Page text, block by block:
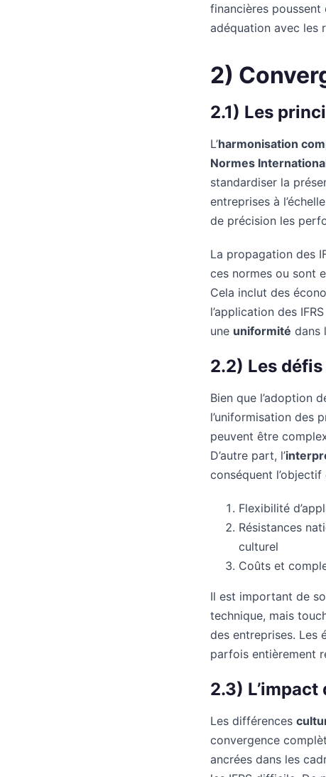
financières poussent
adéquation avec les
2)
2.1) Les
L’harmonisation
Normes
standardiser la
entreprises à
de précision les
La propagation des
ces normes ou sont
Cela inclut des
l’application des
une uniformité dans
2.2) Les
Bien que l’adoption
l’uniformisation des
peuvent être
D’autre part, l’
conséquent l’objectif
Flexibilité
Résistances
culturel
Coûts et
Il est important de
technique, mais
des entreprises. Les
parfois entièrement
2.3)
Les différences
convergence
ancrées dans les